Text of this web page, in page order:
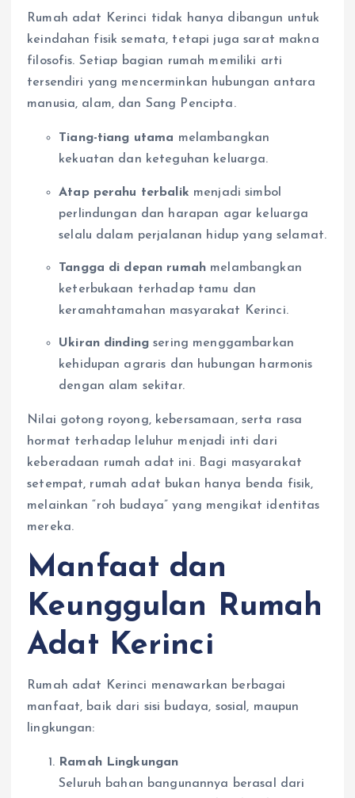
Rumah adat Kerinci tidak hanya dibangun untuk
keindahan fisik semata, tetapi juga sarat makna
filosofis. Setiap bagian rumah memiliki arti
tersendiri yang mencerminkan hubungan antara
manusia, alam, dan Sang Pencipta.
Tiang-tiang utama melambangkan
kekuatan dan keteguhan keluarga.
Atap perahu terbalik menjadi simbol
perlindungan dan harapan agar keluarga
selalu dalam perjalanan hidup yang selamat.
Tangga di depan rumah melambangkan
keterbukaan terhadap tamu dan
keramahtamahan masyarakat Kerinci.
Ukiran dinding sering menggambarkan
kehidupan agraris dan hubungan harmonis
dengan alam sekitar.
Nilai gotong royong, kebersamaan, serta rasa
hormat terhadap leluhur menjadi inti dari
keberadaan rumah adat ini. Bagi masyarakat
setempat, rumah adat bukan hanya benda fisik,
melainkan “roh budaya” yang mengikat identitas
mereka.
Manfaat dan
Keunggulan Rumah
Adat Kerinci
Rumah adat Kerinci menawarkan berbagai
manfaat, baik dari sisi budaya, sosial, maupun
lingkungan:
Ramah Lingkungan
Seluruh bahan bangunannya berasal dari